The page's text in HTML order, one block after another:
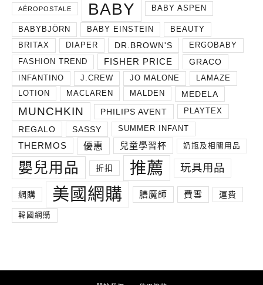
AÉROPOSTALE BABY BABY ASPEN
BABYBJÖRN BABY EINSTEIN
BEAUTY
BRITAX
DIAPER DR.BROWN'S
ERGOBABY
FASHION TREND
FISHER PRICE GRACO
INFANTINO J.CREW JO MALONE
LAMAZE
LOTION
MACLAREN MALDEN MEDELA
MUNCHKIN PHILIPS AVENT PLAYTEX
REGALO SASSY SUMMER INFANT
THERMOS 優惠 兒童學習杯 奶瓶及相關用品
嬰兒用品 折扣 推薦 玩具用品
網購 美國網購 膳魔師 費雪 運費
韓國網購